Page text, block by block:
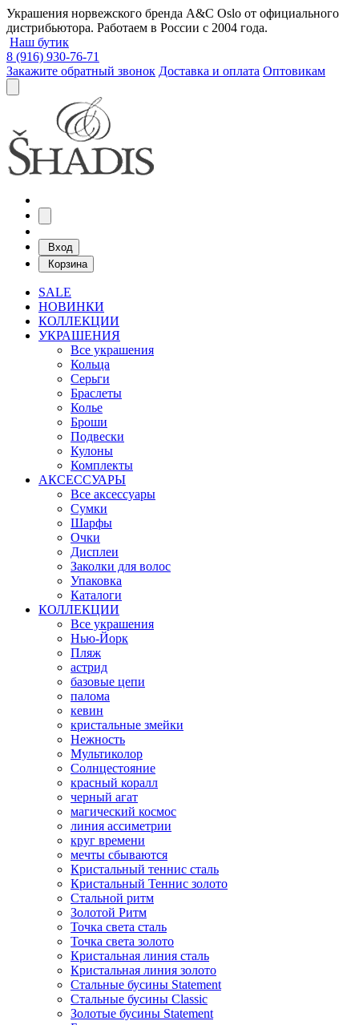
Украшения норвежского бренда A&C Oslo от официального
дистрибьютора. Работаем в России с 2004 года.
Наш бутик
8 (916) 930-76-71
Закажите обратный звонок Доставка и оплата Оптовикам
Вход
Корзина
SALE
НОВИНКИ
КОЛЛЕКЦИИ
УКРАШЕНИЯ
Все украшения
Кольца
Серьги
Браслеты
Колье
Броши
Подвески
Кулоны
Комплекты
АКСЕССУАРЫ
Все аксессуары
Сумки
Шарфы
Очки
Дисплеи
Заколки для волос
Упаковка
Каталоги
КОЛЛЕКЦИИ
Все украшения
Нью-Йорк
Пляж
астрид
базовые цепи
палома
кевин
кристальные змейки
Нежность
Мультиколор
Солнцестояние
красный коралл
черный агат
магический космос
линия ассиметрии
круг времени
мечты сбываются
Кристальный теннис сталь
Кристальный Теннис золото
Стальной ритм
Золотой Ритм
Точка света сталь
Точка света золото
Кристальная линия сталь
Кристальная линия золото
Стальные бусины Statement
Стальные бусины Classic
Золотые бусины Statement